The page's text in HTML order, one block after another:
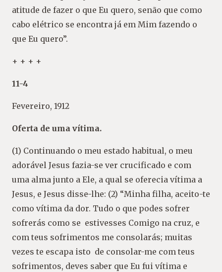
atitude de fazer o que Eu quero, senão que como
cabo elétrico se encontra já em Mim fazendo o
que Eu quero”.
+ + + +
11-4
Fevereiro, 1912
Oferta de uma vítima.
(1) Continuando o meu estado habitual, o meu
adorável Jesus fazia-se ver crucificado e com
uma alma junto a Ele, a qual se oferecia vítima a
Jesus, e Jesus disse-lhe: (2) “Minha filha, aceito-te
como vítima da dor. Tudo o que podes sofrer
sofrerás como se estivesses Comigo na cruz, e
com teus sofrimentos me consolarás; muitas
vezes te escapa isto de consolar-me com teus
sofrimentos, deves saber que Eu fui vítima e